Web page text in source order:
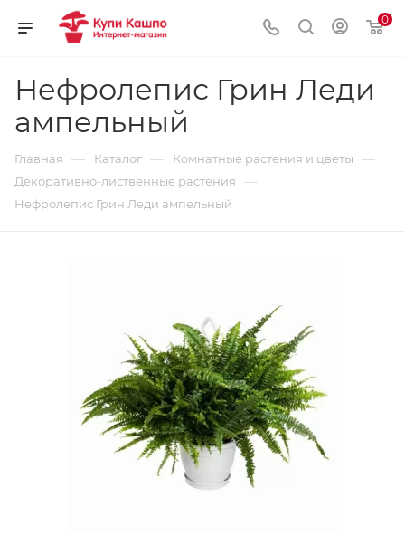
0
Нефролепис Грин Леди
ампельный
Главная — Каталог — Комнатные растения и цветы —
Декоративно-лиственные растения —
Нефролепис Грин Леди ампельный